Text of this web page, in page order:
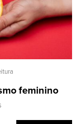
feminino